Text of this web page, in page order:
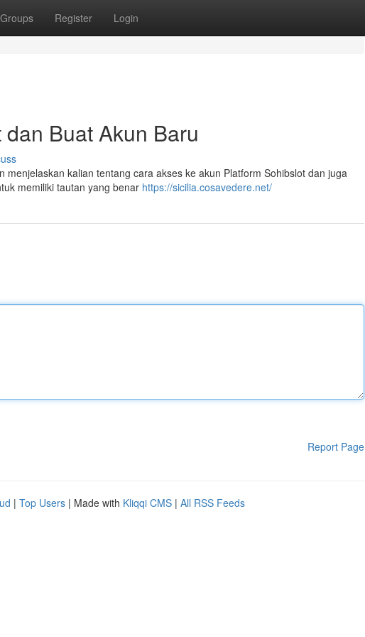
Groups Register Login
Buat Akun Baru
menjelaskan kalian tentang cara akses ke akun Platform Sohibslot dan juga
memiliki tautan yang benar https://sicilia.cosavedere.net/
Report Page
| Top Users | Made with Kliqqi CMS | All RSS Feeds